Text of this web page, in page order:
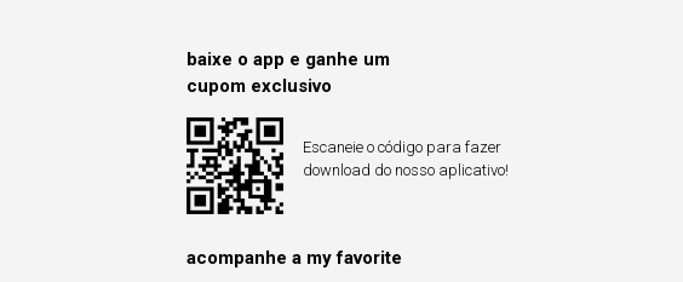
baixe o app e ganhe um
cupom exclusivo
Escaneie o código para fazer
download do nosso aplicativo!
acompanhe a my favorite